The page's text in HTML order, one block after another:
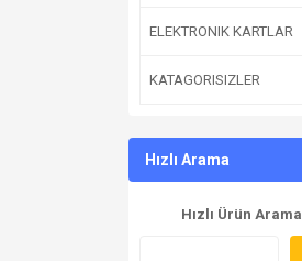
ELEKTRONIK KARTLAR
KATAGORISIZLER
Hızlı Arama
Hızlı Ürün Arama